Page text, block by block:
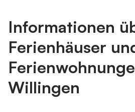
Informationen
Ferienhäuser
Willingen